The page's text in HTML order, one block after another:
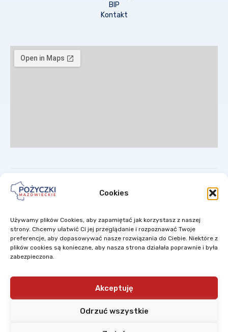
Cookies
Używamy plików Cookies, aby zapamiętać jak korzystasz z naszej
strony. Chcemy ułatwić Ci jej przeglądanie i rozpoznawać Twoje
preferencje, aby dopasowywać nasze rozwiązania do Ciebie. Niektóre z
plików cookies są konieczne, aby nasza strona działała poprawnie i była
zabezpieczona.
Akceptuję
Odrzuć wszystkie
BIP
Kontakt
Mazowiecki Regionalny Fundusz Pożyczkowy Sp. z o.o. to spółka ze
100% udziałem Samorządu Województwa Mazowieckiego.
Projekty są finansowane w ramach ponownego wykorzystania
Regionalnego Programu Operacyjnego Województwa Mazowieckiego
których dysponentem jest Zarząd Województwa
Mazowieckiego.